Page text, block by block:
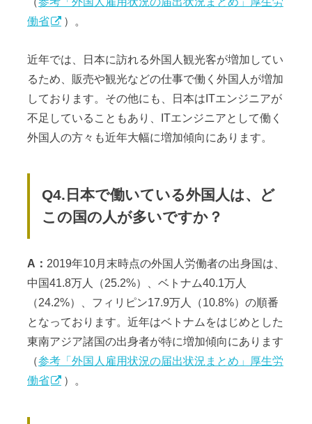
働省
）。
近年では、日本に訪れる外国人観光客が増加してい
るため、販売や観光などの仕事で働く外国人が増加
しております。その他にも、日本はITエンジニアが
不足していることもあり、ITエンジニアとして働く
外国人の方々も近年大幅に増加傾向にあります。
Q4.日本で働いている外国人は、ど
この国の人が多いですか？
A： 2019年10月末時点の外国人労働者の出身国は、
中国41.8万人（25.2%）、ベトナム40.1万人
（24.2%）、フィリピン17.9万人（10.8%）の順番
となっております。近年はベトナムをはじめとした
東南アジア諸国の出身者が特に増加傾向にあります
（参考「外国人雇用状況の届出状況まとめ」厚生労
働省
）。